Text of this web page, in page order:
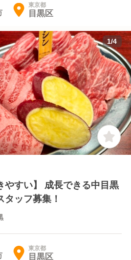
東京都
目黒区
1/4
やすい】 成長できる中目黒
ッフ募集！
東京都
目黒区